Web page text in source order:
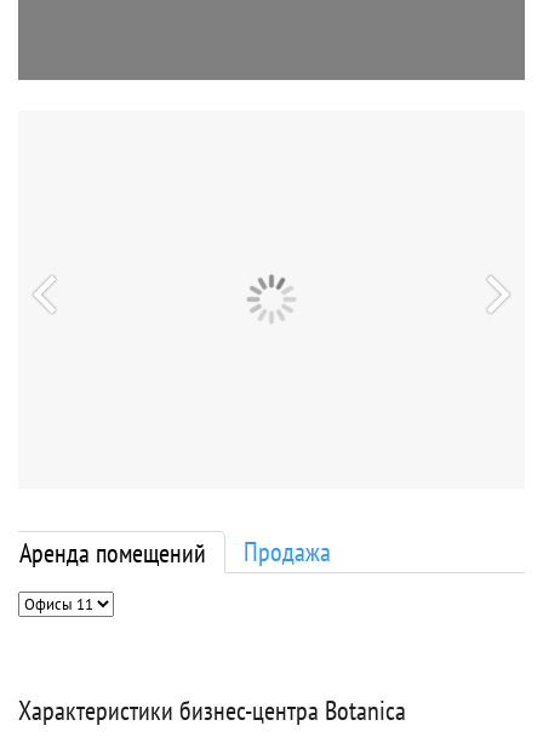
Аренда помещений Продажа
Характеристики бизнес-центра Botanica